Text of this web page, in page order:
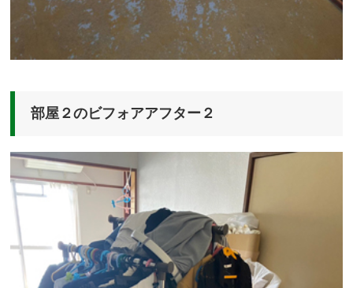
部屋２のビフォアアフター２